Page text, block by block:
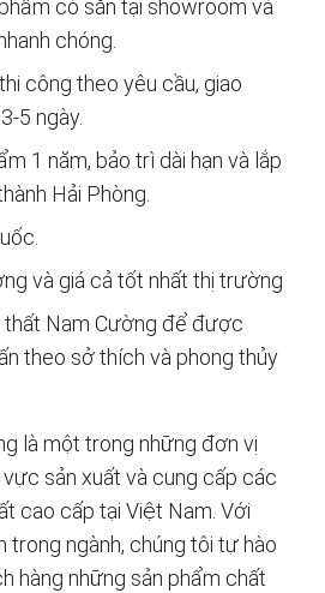
có sẵn tại showroom và
chóng.
công theo yêu cầu, giao
5 ngày.
1 năm, bảo trì dài hạn và lắp
Hải Phòng.
và giá cả tốt nhất thị trường
thất Nam Cường để được
theo sở thích và phong thủy
là một trong những đơn vị
sản xuất và cung cấp các
cao cấp tại Việt Nam. Với
trong ngành, chúng tôi tự hào
hàng những sản phẩm chất